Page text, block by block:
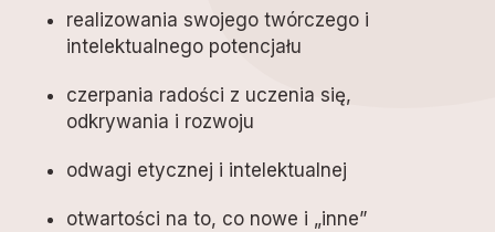
realizowania swojego twórczego i
intelektualnego potencjału
czerpania radości z uczenia się,
odkrywania i rozwoju
odwagi etycznej i intelektualnej
otwartości na to, co nowe i „inne”